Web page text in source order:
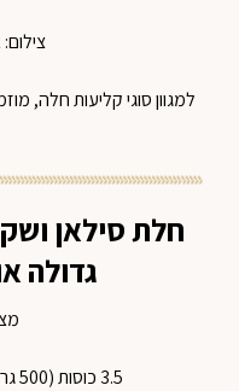
למגוון סוגי קליעות חלה,
חלת סילאן
גדולה
3.5 כוסות(500